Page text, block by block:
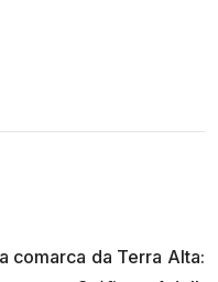
comarca da Terra Alta: